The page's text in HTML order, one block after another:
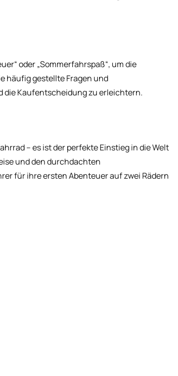
oder „Sommerfahrspaß“, um die
häufig gestellte Fragen und
die Kaufentscheidung zu erleichtern.
– es ist der perfekte Einstieg in die Welt
und den durchdachten
für ihre ersten Abenteuer auf zwei Rädern